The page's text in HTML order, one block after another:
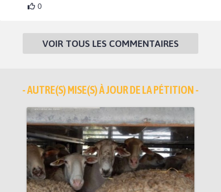
0
VOIR TOUS LES COMMENTAIRES
- AUTRE(S) MISE(S) À JOUR DE LA PÉTITION -